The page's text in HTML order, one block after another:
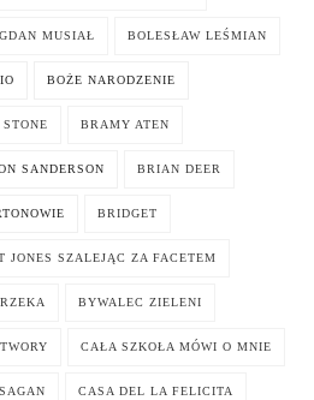
MUSIAŁ BOLESŁAW LEŚMIAN
BOŻE NARODZENIE
BRAMY ATEN
SANDERSON BRIAN DEER
BRIDGET
JONES SZALEJĄC ZA FACETEM
BYWALEC ZIELENI
CAŁA SZKOŁA MÓWI O MNIE
CASA DEL LA FELICITA